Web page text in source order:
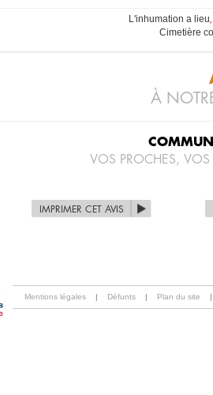
L'inhumation a lieu
Cimetière
À
VOS PROCHES,
IMPRIMER CET AVIS
Mentions légales | Défunts | Plan du site |